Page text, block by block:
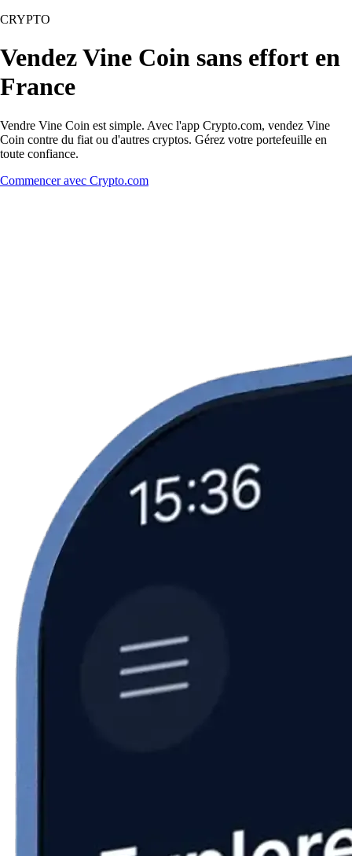
CRYPTO
Vendez Vine Coin sans effort en
France
Vendre Vine Coin est simple. Avec l'app Crypto.com, vendez Vine
Coin contre du fiat ou d'autres cryptos. Gérez votre portefeuille en
toute confiance.
Commencer avec Crypto.com